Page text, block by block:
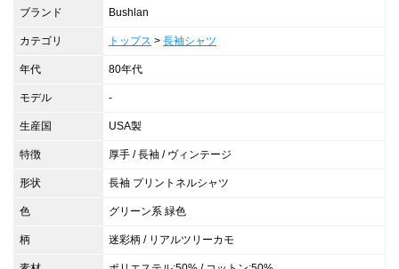
ブランド Bushlan
カテゴリ トップス > 長袖シャツ
年代 80年代
モデル -
生産国 USA製
特徴 厚手 / 長袖 / ヴィンテージ
形状 長袖 プリントネルシャツ
色 グリーン系 緑色
柄 迷彩柄 / リアルツリーカモ